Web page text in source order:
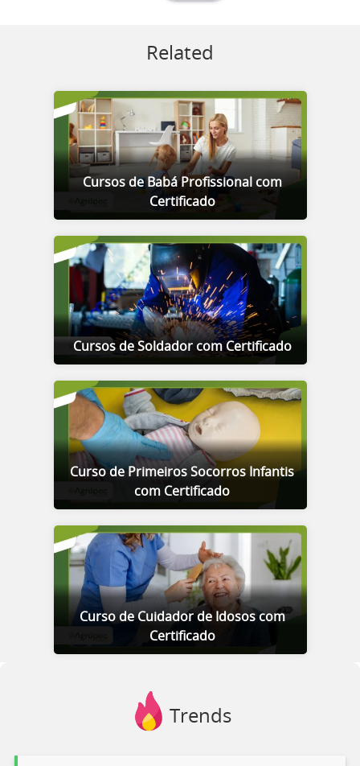
Related
Cursos de Babá Profissional com
Certificado
Cursos de Soldador com Certificado
Curso de Primeiros Socorros Infantis
com Certificado
Curso de Cuidador de Idosos com
Certificado
Trends